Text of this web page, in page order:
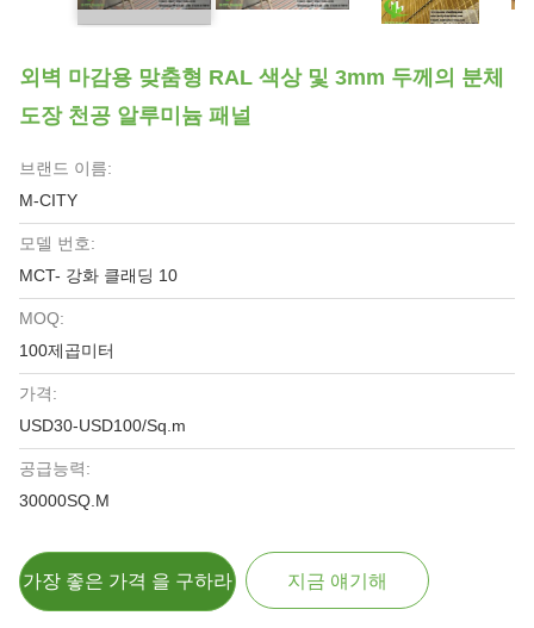
외벽 마감용 맞춤형 RAL 색상 및 3mm 두께의 분체
도장 천공 알루미늄 패널
브랜드 이름:
M-CITY
모델 번호:
MCT- 강화 클래딩 10
MOQ:
100제곱미터
가격:
USD30-USD100/Sq.m
공급능력:
30000SQ.M
가장 좋은 가격 을 구하라 지금 얘기해